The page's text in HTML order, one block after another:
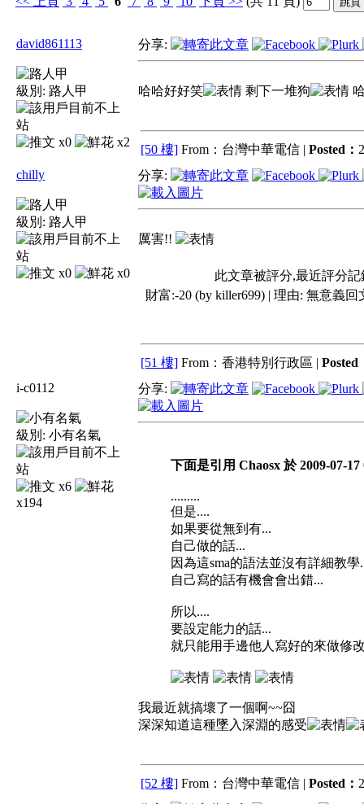
david861113
級別: 路人甲
x0 x2
分享:
哈哈好好笑 剩下一堆狗
[50 樓] From：台灣中華電信 | Posted：
chilly
級別: 路人甲
x0 x0
分享:
厲害!!
此文章被評分,最近評分記
財富:-20 (by killer699) | 理由: 無意義回
[51 樓] From：香港特別行政區 | Posted
i-c0112
級別: 小有名氣
x6
x194
分享:
下面是引用 Chaosx 於 2009-07-
.........
但是....
如果要從無到有...
自己做的話...
因為這sma的語法並沒有詳細教學
自己寫的話有機會會出錯...
所以....
要設定能力的話...
就只能用手邊他人寫好的來做修
我最近就搞壞了一個啊~~囧
深深知道這種墜入深淵的感受
[52 樓] From：台灣中華電信 | Posted：